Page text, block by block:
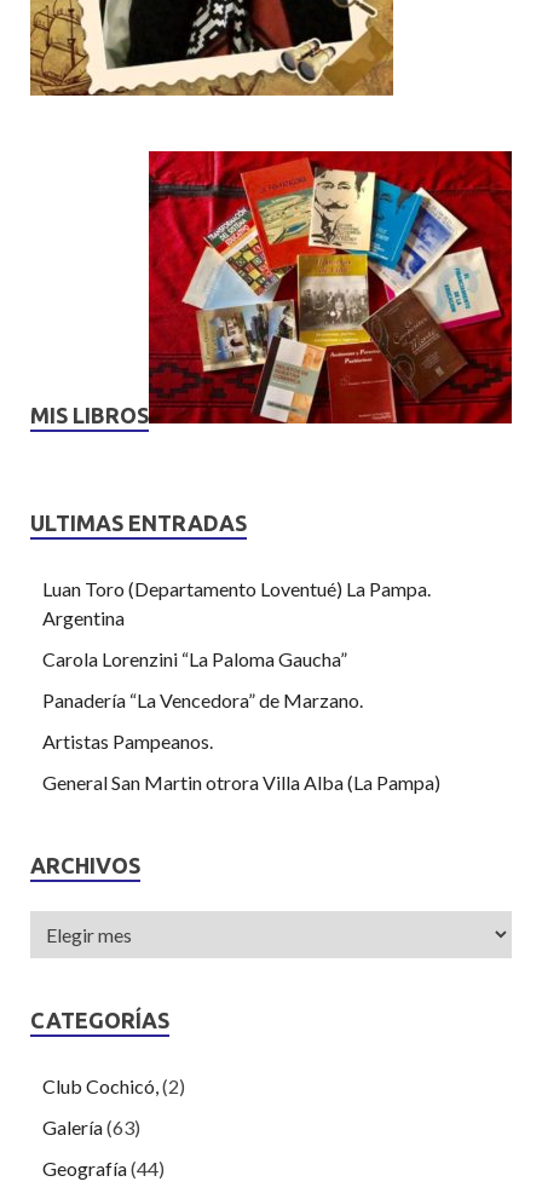
MIS LIBROS
ULTIMAS ENTRADAS
Luan Toro (Departamento Loventué) La Pampa.
Argentina
Carola Lorenzini “La Paloma Gaucha”
Panadería “La Vencedora” de Marzano.
Artistas Pampeanos.
General San Martin otrora Villa Alba (La Pampa)
ARCHIVOS
CATEGORÍAS
Club Cochicó, (2)
Galería(63)
Geografía(44)